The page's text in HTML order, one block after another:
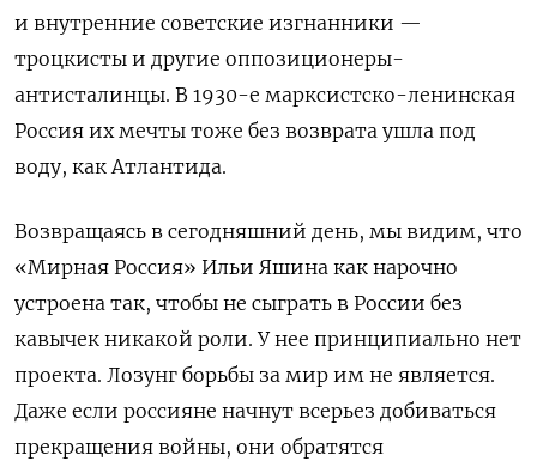
и внутренние советские изгнанники —
троцкисты и другие оппозиционеры-
антисталинцы. В 1930-е марксистско-ленинская
Россия их мечты тоже без возврата ушла под
воду, как Атлантида.
Возвращаясь в сегодняшний день, мы видим, что
«Мирная Россия» Ильи Яшина как нарочно
устроена так, чтобы не сыграть в России без
кавычек никакой роли. У нее принципиально нет
проекта. Лозунг борьбы за мир им не является.
Даже если россияне начнут всерьез добиваться
прекращения войны, они обратятся